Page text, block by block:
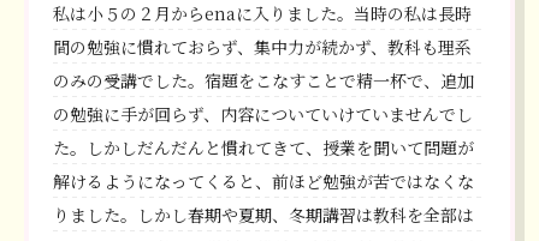
私は小５の２月からenaに入りました。当時の私は長時
間の勉強に慣れておらず、集中力が続かず、教科も理系
のみの受講でした。宿題をこなすことで精一杯で、追加
の勉強に手が回らず、内容についていけていませんでし
た。しかしだんだんと慣れてきて、授業を聞いて問題が
解けるようになってくると、前ほど勉強が苦ではなくな
りました。しかし春期や夏期、冬期講習は教科を全部は